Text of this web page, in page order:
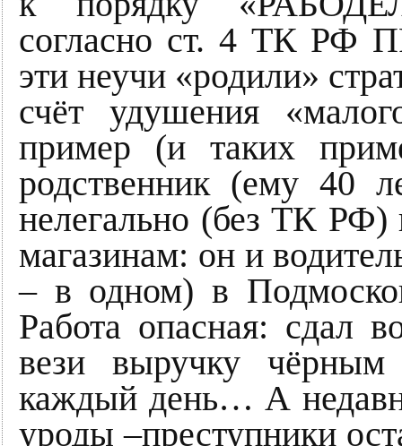
согласно ст. 4 ТК
эти неучи «родили»
счёт удушения
пример (и таких
родственник (ему 40
нелегально (без ТК РФ)
магазинам: он и
– в одном) в
Работа опасная: сдал
вези выручку
каждый день… А
уроды –преступники